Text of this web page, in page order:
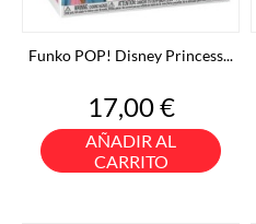
Funko POP! Disney Princess...
Precio
17,00 €
AÑADIR AL
CARRITO